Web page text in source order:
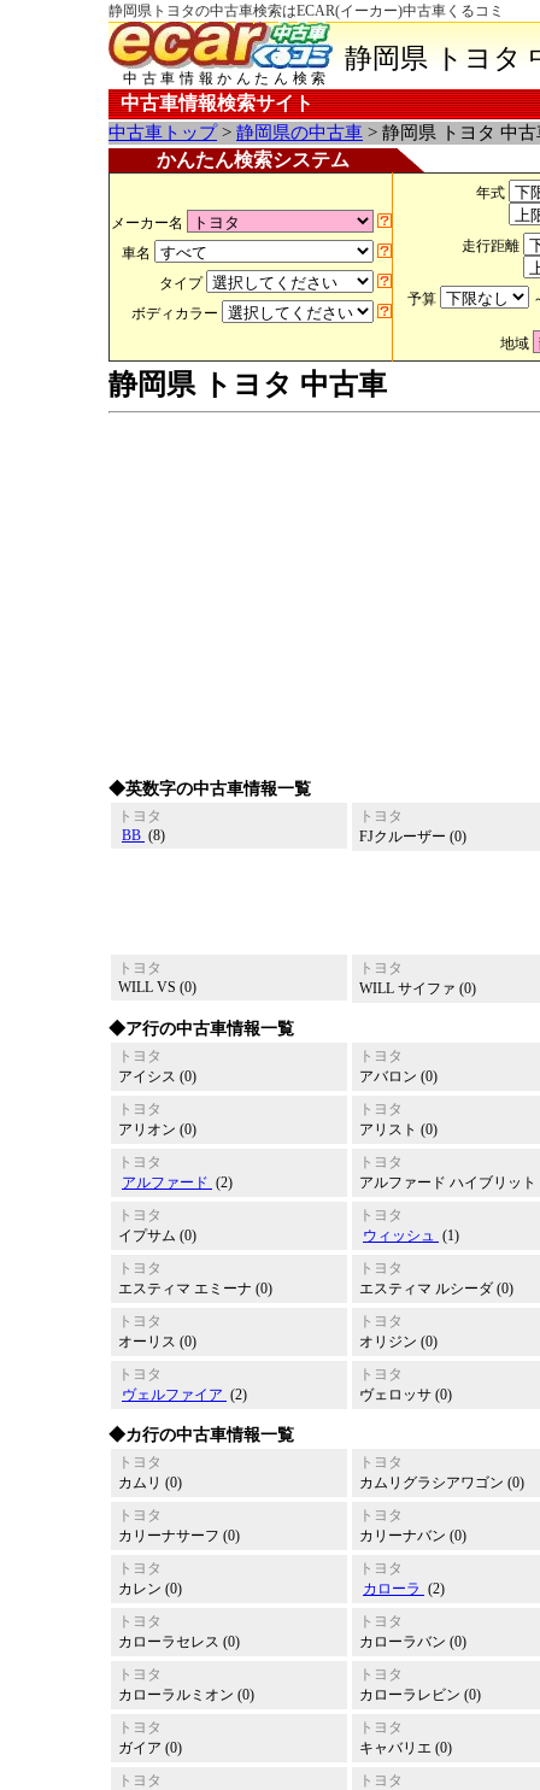
静岡県トヨタの中古車検索はECAR(イーカー)中古車くるコミ
中古車情報かんたん検索
静岡県 トヨタ
中古車情報検索サイト
中古車トップ> 静岡県の中古車 > 静岡県 トヨタ 中古
かんたん検索システム
メーカー名
車名
タイプ
ボディカラー
年式
走行距離
予算
地域
静岡県 トヨタ 中古車
◆英数字の中古車情報一覧
トヨタ
BB (8)
トヨタ
FJクルーザー (0)
トヨタ
WILL VS (0)
トヨタ
WILL サイファ (0)
◆ア行の中古車情報一覧
トヨタ
アイシス (0)
トヨタ
アバロン (0)
トヨタ
アリオン (0)
トヨタ
アリスト (0)
トヨタ
アルファード (2)
トヨタ
アルファード ハイブリット
トヨタ
イプサム (0)
トヨタ
ウィッシュ (1)
トヨタ
エスティマ エミーナ (0)
トヨタ
エスティマ ルシーダ (0)
トヨタ
オーリス (0)
トヨタ
オリジン (0)
トヨタ
ヴェルファイア (2)
トヨタ
ヴェロッサ (0)
◆カ行の中古車情報一覧
トヨタ
カムリ (0)
トヨタ
カムリグラシアワゴン (0)
トヨタ
カリーナサーフ (0)
トヨタ
カリーナバン (0)
トヨタ
カレン (0)
トヨタ
カローラ (2)
トヨタ
カローラセレス (0)
トヨタ
カローラバン (0)
トヨタ
カローラルミオン (0)
トヨタ
カローラレビン (0)
トヨタ
ガイア (0)
トヨタ
キャバリエ (0)
トヨタ
トヨタ